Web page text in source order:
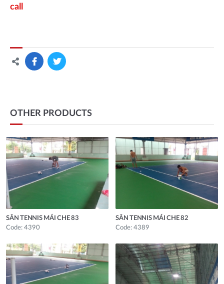
call
OTHER PRODUCTS
SÂN TENNIS MÁI CHE 83
Code: 4390
SÂN TENNIS MÁI CHE 82
Code: 4389